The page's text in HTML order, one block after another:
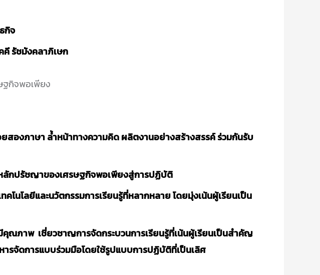
กิจ
คี รัชมังคลาภิเษก
ฐกิจพอเพียง
องภาษา ล้ำหน้าทางความคิด ผลิตงานอย่างสร้างสรรค์ ร่วมกันรับ
ลักปรัชญาของเศรษฐกิจพอเพียงสู่การปฏิบัติ
นโลยีและนวัตกรรมการเรียนรู้ที่หลากหลาย โดยมุ่งเน้นผู้เรียนเป็น
ณภาพ เชี่ยวชาญการจัดกระบวนการเรียนรู้ที่เน้นผู้เรียนเป็นสำคัญ
รจัดการแบบร่วมมือโดยใช้รูปแบบการปฏิบัติที่เป็นเลิศ